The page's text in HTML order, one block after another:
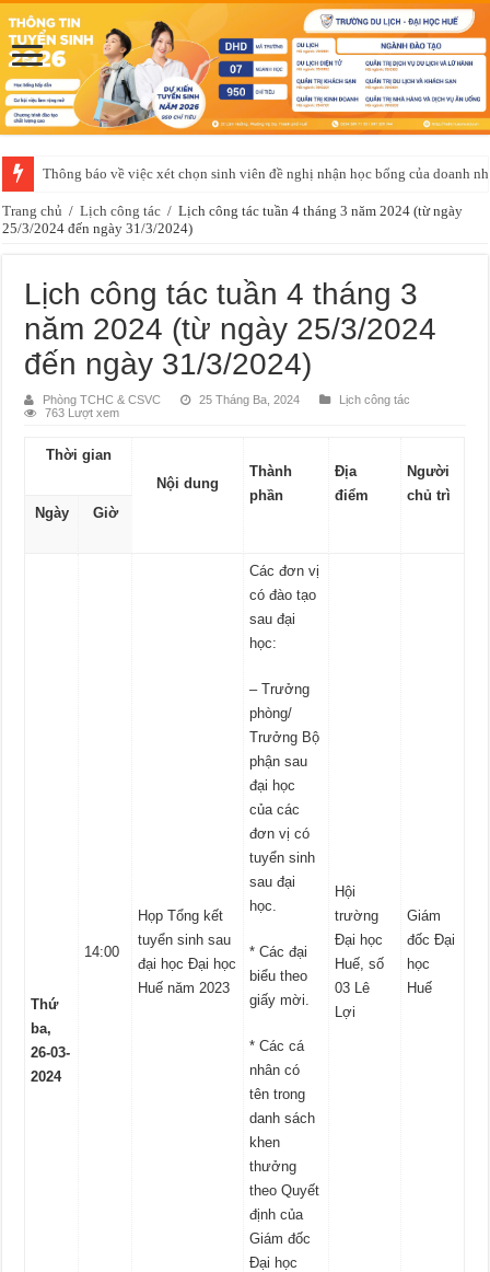
Thông báo về việc xét chọn sinh viên đề nghị nhận học bổng của doanh
Trang chủ / Lịch công tác / Lịch công tác tuần 4 tháng 3 năm 2024 (từ ngày
25/3/2024 đến ngày 31/3/2024)
Lịch công tác tuần 4 tháng 3
năm 2024 (từ ngày 25/3/2024
đến ngày 31/3/2024)
Phòng TCHC & CSVC 25 Tháng Ba, 2024
Lịch công tác
763 Lượt xem
Thời gian
Nội dung
Thành
phần
Địa
điểm
Người
chủ trì
Ngày
Giờ
Thứ
ba,
26-03-
2024
14:00
Họp Tổng kết
tuyển sinh sau
đại học Đại học
Huế năm 2023
Các đơn vị
có đào tạo
sau đại
học:
– Trưởng
phòng/
Trưởng Bộ
phận sau
đại học
của các
đơn vị có
tuyển sinh
sau đại
học.
* Các đại
biểu theo
giấy mời.
* Các cá
nhân có
tên trong
danh sách
khen
thưởng
theo Quyết
định của
Giám đốc
Đại học
Hội
trường
Đại học
Huế, số
03 Lê
Lợi
Giám
đốc Đại
học
Huế